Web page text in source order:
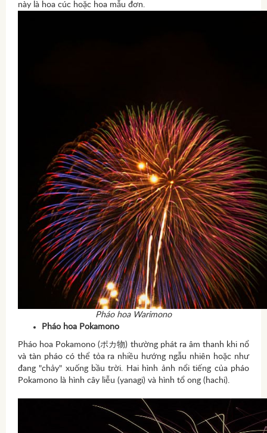
này là hoa cúc hoặc hoa mẫu đơn.
Pháo hoa Warimono
Pháo hoa Pokamono
Pháo hoa Pokamono (ポカ物) thường phát ra âm thanh khi nổ
và tàn pháo có thể tỏa ra nhiều hướng ngẫu nhiên hoặc như
đang "chảy" xuống bầu trời. Hai hình ảnh nổi tiếng của pháo
Pokamono là hình cây liễu (yanagi) và hình tổ ong (hachi).